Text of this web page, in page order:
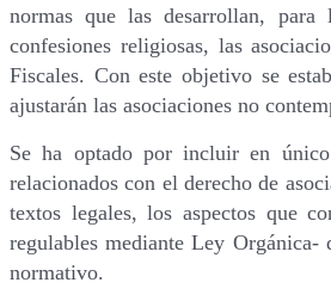
normas que las desarrollan, para
confesiones religiosas, las
Fiscales. Con este objetivo se
ajustarán las asociaciones no
Se ha optado por incluir en
relacionados con el derecho de
textos legales, los aspectos que
regulables mediante Ley Orgánica-
normativo.